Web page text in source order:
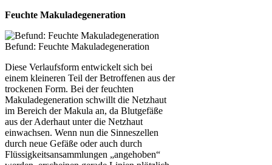
Feuchte Makuladegeneration
Befund: Feuchte Makuladegeneration
Diese Verlaufsform entwickelt sich bei
einem kleineren Teil der Betroffenen aus der
trockenen Form. Bei der feuchten
Makuladegeneration schwillt die Netzhaut
im Bereich der Makula an, da Blutgefäße
aus der Aderhaut unter die Netzhaut
einwachsen. Wenn nun die Sinneszellen
durch neue Gefäße oder auch durch
Flüssigkeitsansammlungen „angehoben“